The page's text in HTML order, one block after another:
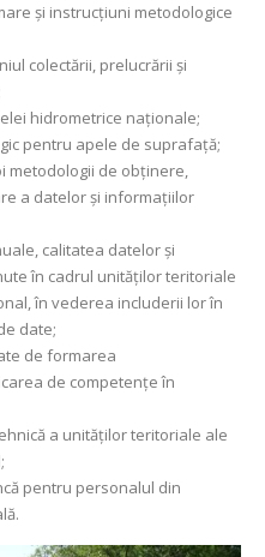
și instrucțiuni metodologice
colectării, prelucrării și
hidrometrice naționale;
pentru apele de suprafață;
metodologii de obținere,
a datelor și informațiilor
calitatea datelor și
în cadrul unităților teritoriale
în vederea includerii lor în
date;
de formarea
de competențe în
a unităților teritoriale ale
pentru personalul din